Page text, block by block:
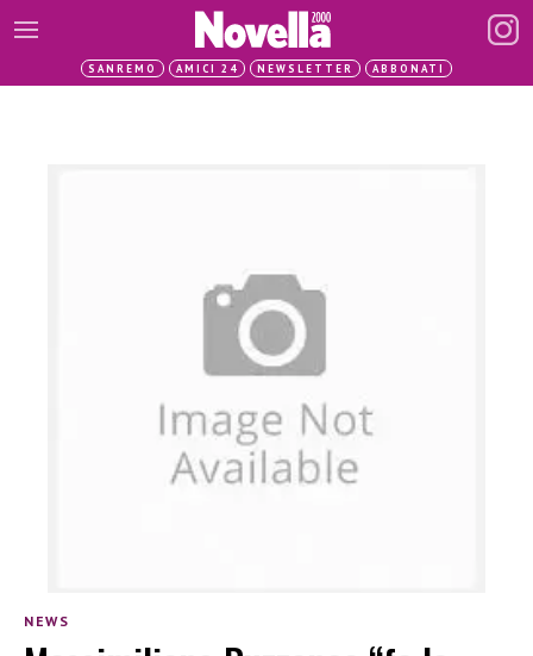
SANREMO AMICI 24 NEWSLETTER ABBONATI
NEWS